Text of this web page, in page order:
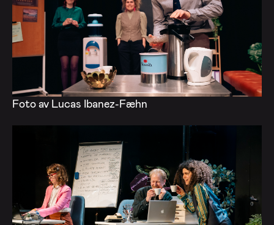
Foto av Lucas Ibanez-Fæhn